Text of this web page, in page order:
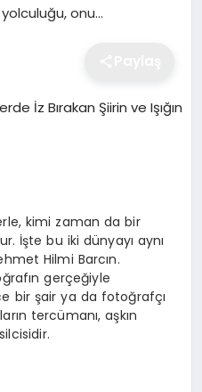
onu…
kimi zaman da bir
İşte bu iki dünyayı aynı
Hilmi Barcın.
gerçeğiyle
bir şair ya da fotoğrafçı
tercümanı, aşkın